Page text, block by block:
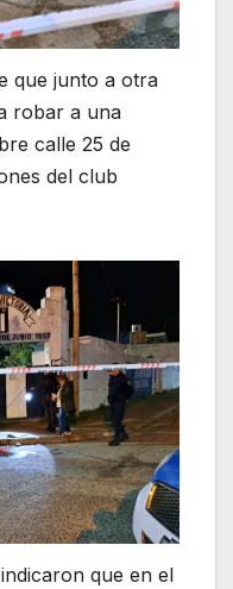
que junto a otra
robar a una
calle 25 de
del club
que en el